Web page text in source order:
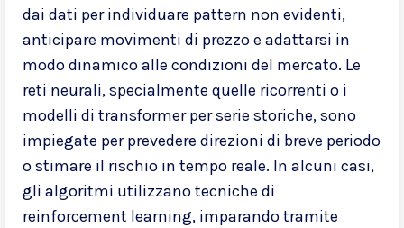
dai dati per individuare pattern non evidenti,
anticipare movimenti di prezzo e adattarsi in
modo dinamico alle condizioni del mercato. Le
reti neurali, specialmente quelle ricorrenti o i
modelli di transformer per serie storiche, sono
impiegate per prevedere direzioni di breve periodo
o stimare il rischio in tempo reale. In alcuni casi,
gli algoritmi utilizzano tecniche di
reinforcement learning, imparando tramite